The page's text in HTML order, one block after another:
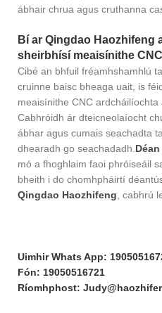
ábhair chrua agus cruthanna
Bí ar Qingdao Haozhifeng
sheirbhísí meaisínithe
Cibé an bhfuil fréamhshamhlú
cruinne baisc bheaga uait, is
meaisínithe CNC
Cabhróidh ár dteicneolaíocht
ábhar agus cumais seachadta
dhearadh go seachadadh.
mó a fhoghlaim faoi phróiseáil
bheith i do chomhpháirtí
Qingdao Haozhifeng , cabhrú
Uimhir Whats App:
Fón: 19050516721
Ríomhphost: